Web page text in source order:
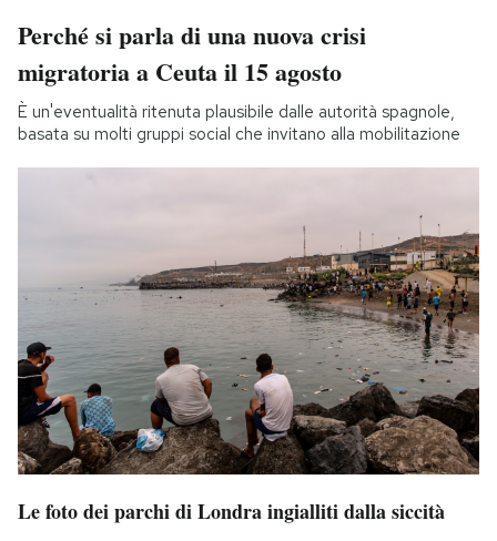
Perché si parla di una nuova crisi
migratoria a Ceuta il 15 agosto
È un'eventualità ritenuta plausibile dalle autorità spagnole,
basata su molti gruppi social che invitano alla mobilitazione
Le foto dei parchi di Londra ingialliti dalla siccità